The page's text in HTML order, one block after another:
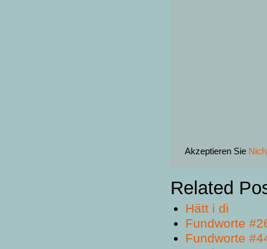
Akzeptieren Sie
Related
Hätt i di
Fundworte
Fundworte